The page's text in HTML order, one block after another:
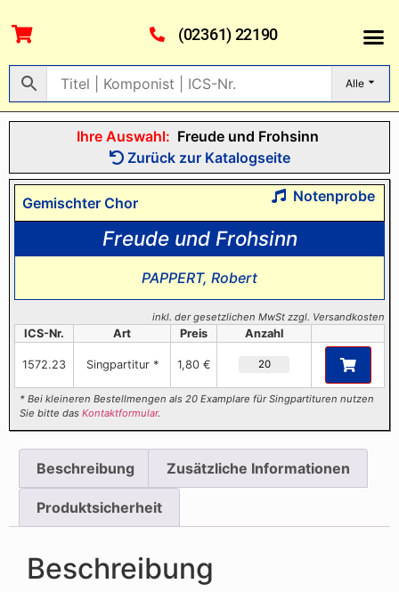
(02361) 22190
Alle
Ihre Auswahl: Freude und Frohsinn
Zurück zur Katalogseite
Gemischter Chor Notenprobe
Freude und Frohsinn
PAPPERT, Robert
inkl. der gesetzlichen MwSt zzgl. Versandkosten
ICS-Nr. Art Preis Anzahl
1572.23 Singpartitur * 1,80 €
* Bei kleineren Bestellmengen als 20 Examplare für Singpartituren nutzen
Sie bitte dasKontaktformular.
Beschreibung Zusätzliche Informationen
Produktsicherheit
Beschreibung